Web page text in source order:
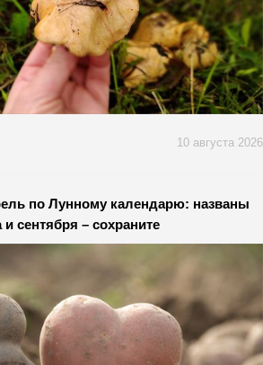
10 августа 2026
по Лунному календарю: названы
сентября – сохраните